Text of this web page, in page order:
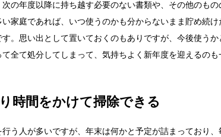
の年度以降に持ち越す必要のない書類や、その他のもの
家庭であれば、いつ使うのかも分からないまま貯め続
。思い出として置いておくのもありですが、今後使う
て全て処分してしまって、気持ちよく新年度を迎えるの
時間をかけて掃除できる
う人が多いですが、年末は何かと予定が詰まっており